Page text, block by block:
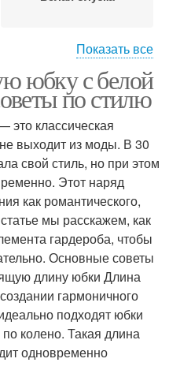
Короткая блузка
Блузка с коротким
рукавом
Показать все
юбку с белой
по стилю
это классическая
выходит из моды. В 30
свой стиль, но при этом
Этот наряд
как романтического,
мы расскажем, как
гардероба, чтобы
Основные советы
длину юбки Длина
гармоничного
подходят юбки
колено. Такая длина
одновременно